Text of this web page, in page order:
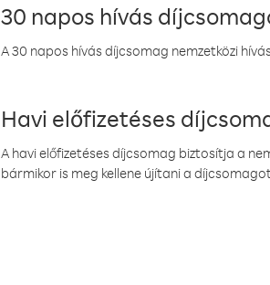
30 napos hívás
A 30 napos hívás díjcsomag nemzetközi
Havi előfizetéses
A havi előfizetéses díjcsomag biztosítja a
bármikor is meg kellene újítani a